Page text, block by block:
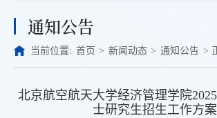
通知公告
当前位置: 首页 > 新闻动态 > 通知公告 >
北京航空航天大学经济管理学院
士研究生招生工作方案